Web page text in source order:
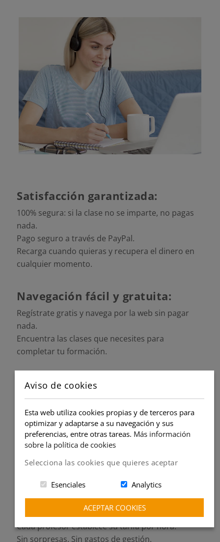
Satisfacción garantizada:
100% segura: si la clase no se imparte, no pagas
nada.
Pago seguro a través de PayPal.
Recarga cuando quieras y recupera el dinero en
cualquier momento.
Navegación fácil y gratuita:
Regístrate gratis y navega por la web sin pagar
nada.
Encuentra las clases que necesites para
completar tu formación.
Asistencia ágil siempre a tu
alcance:
El equipo de asistencia resolverá cualquier duda
lo antes posible.
Contáctalo por WhatsApp o por correo
electrónico.
Precios sin competencia:
Encuentra las clases que necesitas al mejor
Cada profesor establece su tarifa por hora.
Sin sorpresas. Sin gastos de gestión.
Aviso de cookies
Esta web utiliza cookies propias y de terceros para
optimizar y adaptarse a su navegación y sus
preferencias, entre otras tareas. Más información
sobre la política de cookies
Selecciona las cookies que quieres aceptar
Esenciales Analytics
ACEPTAR COOKIES